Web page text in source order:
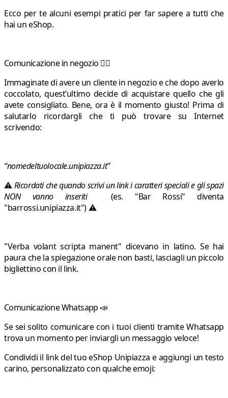
Ecco per te alcuni esempi pratici per far sapere a tutti che
hai un eShop.
Comunicazione in negozio ✍🏼
Immaginate di avere un cliente in negozio e che dopo averlo
coccolato, quest’ultimo decide di acquistare quello che gli
avete consigliato. Bene, ora è il momento giusto! Prima di
salutarlo ricordargli che ti può trovare su Internet
scrivendo:
“nomedeltuolocale.unipiazza.it”
⚠Ricordati che quando scrivi un link i caratteri speciali e gli spazi
NON vanno inseriti(es. "Bar Rossi" diventa
"barrossi.unipiazza.it") ⚠
"Verba volant scripta manent" dicevano in latino. Se hai
paura che la spiegazione orale non basti, lasciagli un piccolo
bigliettino con il link.
Comunicazione Whatsapp 📣
Se sei solito comunicare con i tuoi clienti tramite Whatsapp
trova un momento per inviargli un messaggio veloce!
Condividi il link del tuo eShop Unipiazza e aggiungi un testo
carino, personalizzato con qualche emoji: